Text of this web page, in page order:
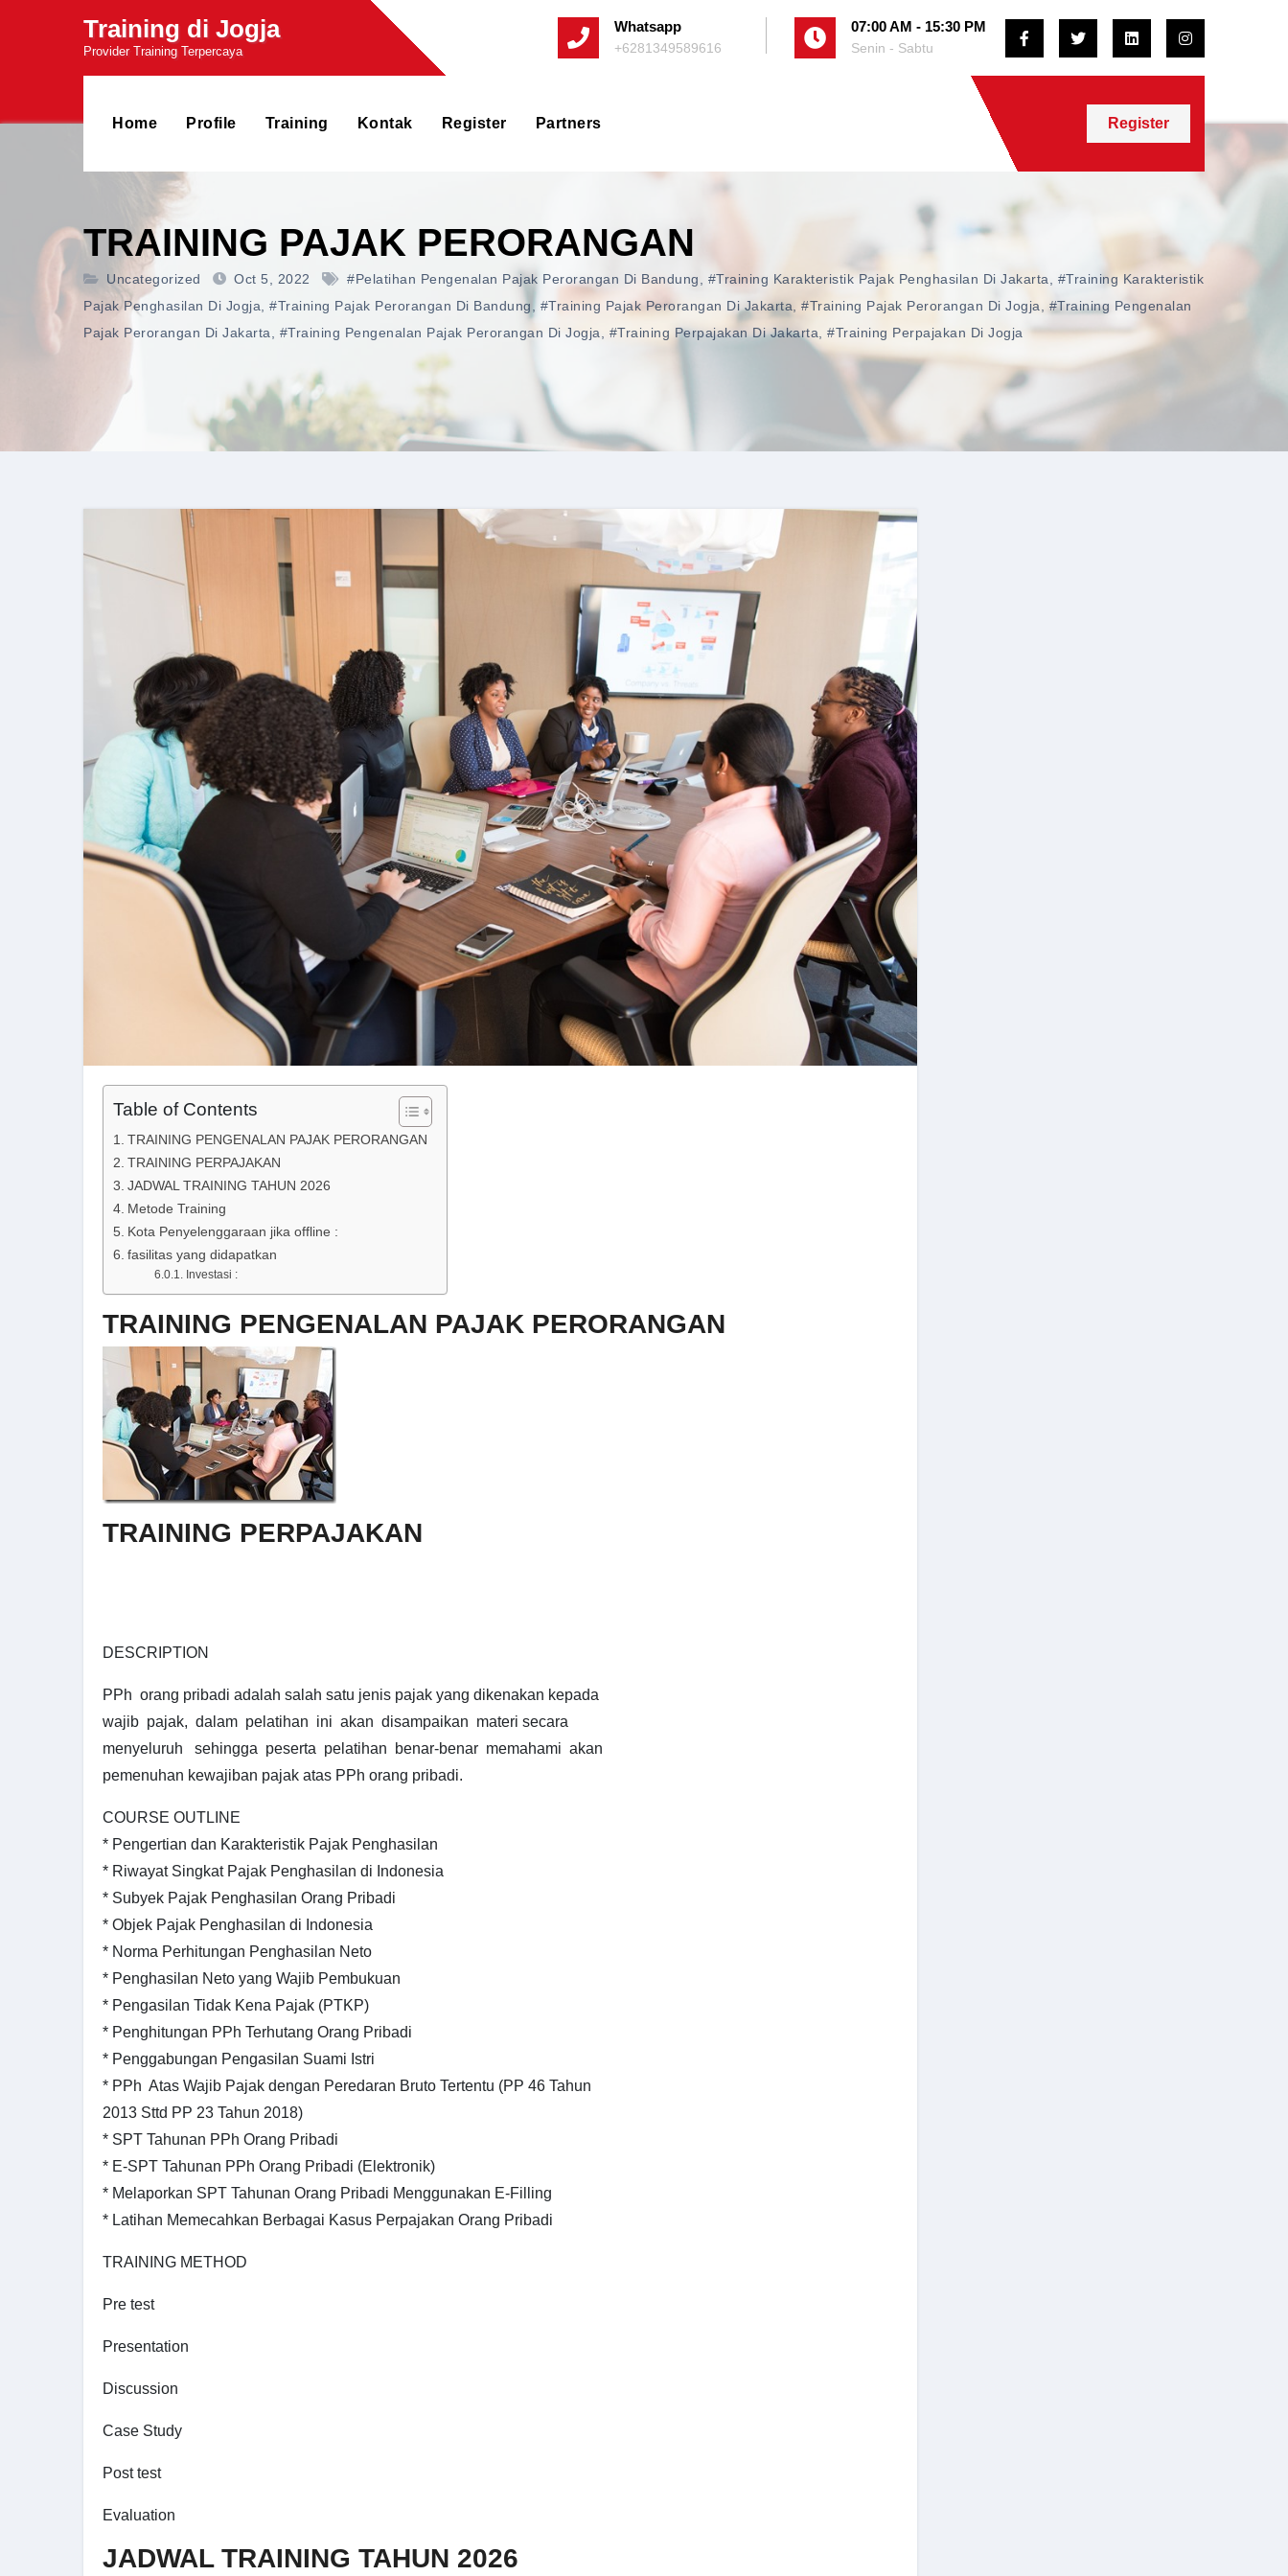
Training di Jogja
Provider Training Terpercaya
Whatsapp
+6281349589616
07:00 AM - 15:30 PM
Senin - Sabtu
Home Profile Training Kontak Register Partners Register
TRAINING PAJAK PERORANGAN
Uncategorized Oct 5, 2022 #pelatihan Pengenalan Pajak Perorangan Di Bandung #training Karakteristik Pajak Penghasilan Di Jakarta
#training Karakteristik
Pajak Penghasilan Di Jogja
#training Pajak Perorangan Di Bandung #training Pajak Perorangan Di Jakarta #training Pajak Perorangan Di Jogja
#training Pengenalan
Pajak Perorangan Di Jakarta
#training Pengenalan Pajak Perorangan Di Jogja #training Perpajakan Di Jakarta #training Perpajakan Di Jogja
Table of Contents
TRAINING PENGENALAN PAJAK PERORANGAN
TRAINING PERPAJAKAN
JADWAL TRAINING TAHUN 2026
Metode Training
Kota Penyelenggaraan jika offline :
fasilitas yang didapatkan
Investasi :
TRAINING PENGENALAN PAJAK PERORANGAN
TRAINING PERPAJAKAN
DESCRIPTION
PPh orang pribadi adalah salah satu jenis pajak yang dikenakan kepada
wajib pajak, dalam pelatihan ini akan disampaikan materi secara
menyeluruh sehingga peserta pelatihan benar-benar memahami akan
pemenuhan kewajiban pajak atas PPh orang pribadi.
COURSE OUTLINE
* Pengertian dan Karakteristik Pajak Penghasilan
* Riwayat Singkat Pajak Penghasilan di Indonesia
* Subyek Pajak Penghasilan Orang Pribadi
* Objek Pajak Penghasilan di Indonesia
* Norma Perhitungan Penghasilan Neto
* Penghasilan Neto yang Wajib Pembukuan
* Pengasilan Tidak Kena Pajak (PTKP)
* Penghitungan PPh Terhutang Orang Pribadi
* Penggabungan Pengasilan Suami Istri
* PPh Atas Wajib Pajak dengan Peredaran Bruto Tertentu (PP 46 Tahun
2013 Sttd PP 23 Tahun 2018)
* SPT Tahunan PPh Orang Pribadi
* E-SPT Tahunan PPh Orang Pribadi (Elektronik)
* Melaporkan SPT Tahunan Orang Pribadi Menggunakan E-Filling
* Latihan Memecahkan Berbagai Kasus Perpajakan Orang Pribadi
TRAINING METHOD
Pre test
Presentation
Discussion
Case Study
Post test
Evaluation
JADWAL TRAINING TAHUN 2026